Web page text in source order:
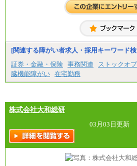
[関連する障がい者求人・採用キーワード
証券・金融・保険 事務関連 ストックオ
臓機能障がい 在宅勤務
株式会社大和総研
03月03日更新